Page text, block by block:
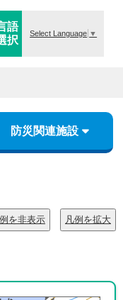
語
択
Select Language ▼
防災関連施設
を非表示 凡例を拡大